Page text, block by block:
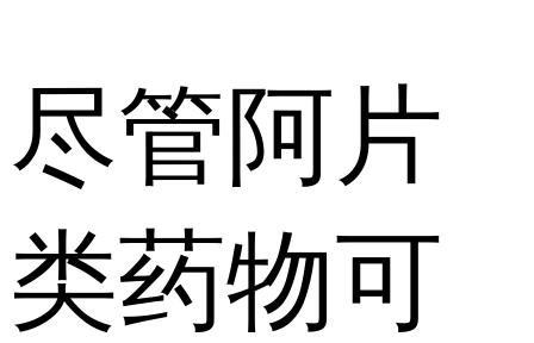
尽管阿片
类药物可